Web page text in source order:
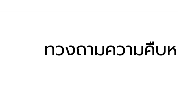
ทวงถามความคืบ